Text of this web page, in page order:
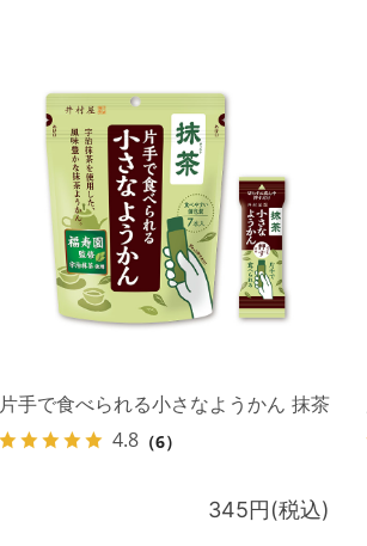
片手で食べられる小さなようかん 抹茶
4.8 （6）
345円(税込)